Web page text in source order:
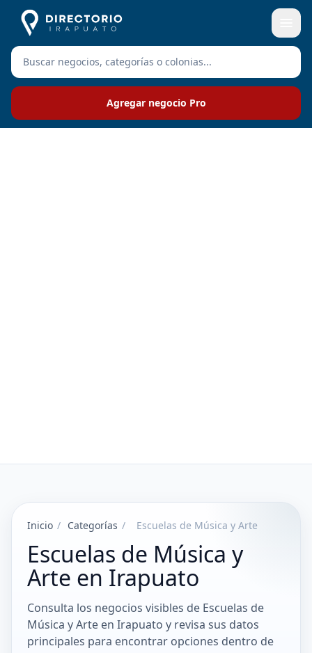
Agregar negocio Pro
Inicio / Categorías / Escuelas de Música y Arte
Escuelas de Música y
Arte en Irapuato
Consulta los negocios visibles de Escuelas de
Música y Arte en Irapuato y revisa sus datos
principales para encontrar opciones dentro de